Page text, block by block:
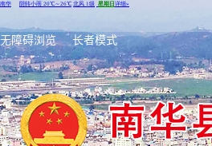
无障碍浏览 长者模式